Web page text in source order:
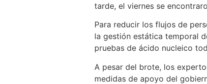
tarde, el viernes se
Para reducir los flujos de
la gestión estática temporal
pruebas de ácido nucleico
A pesar del brote, los
medidas de apoyo del